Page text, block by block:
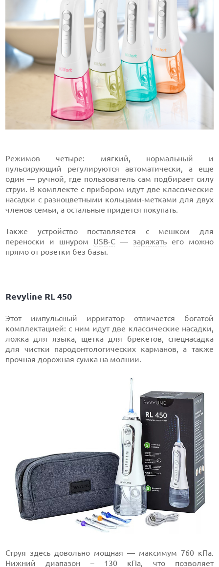
Режимов четыре: мягкий, нормальный и
пульсирующий регулируются автоматически, а еще
один — ручной, где пользователь сам подбирает силу
струи. В комплекте с прибором идут две классические
насадки с разноцветными кольцами-метками для двух
членов семьи, а остальные придется покупать.
Также устройство поставляется с мешком для
переноски и шнуром USB-C — заряжатьего можно
прямо от розетки без базы.
Revyline RL 450
Этот импульсный ирригатор отличается богатой
комплектацией: с ним идут две классические насадки,
ложка для языка, щетка для брекетов, спецнасадка
для чистки пародонтологических карманов, а также
прочная дорожная сумка на молнии.
Струя здесь довольно мощная — максимум 760 кПа.
Нижний диапазон – 130 кПа, что позволяет